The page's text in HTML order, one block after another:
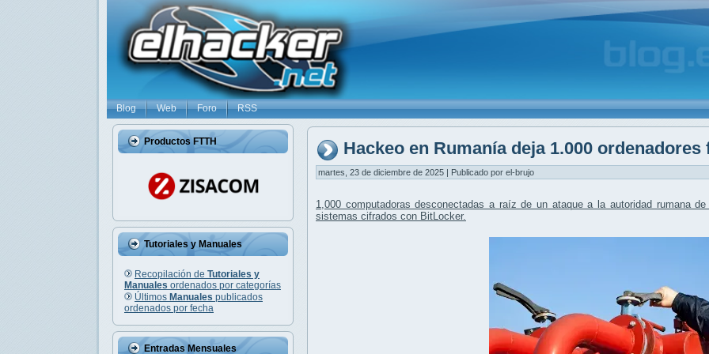
Blog Web Foro RSS
Productos FTTH
Tutoriales y Manuales
Recopilación de Tutoriales y
Manuales ordenados por categorías
Últimos Manuales publicados
ordenados por fecha
Entradas Mensuales
Hackeo en Rumanía deja 1.000
martes, 23 de diciembre de 2025 | Publicado por el-brujo
1,000 computadoras desconectadas a raíz de un ataque a la autoridad rumana
sistemas cifrados con BitLocker.